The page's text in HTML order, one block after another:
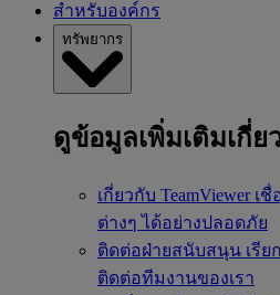
สำหรับองค์กร
ทรัพยากร
ดูข้อมูลเพิ่มเติมเกี่ย
เกี่ยวกับ TeamViewer เ
ต่างๆ ได้อย่างปลอดภัย
ติดต่อฝ่ายสนับสนุน เรี
ติดต่อทีมงานของเรา